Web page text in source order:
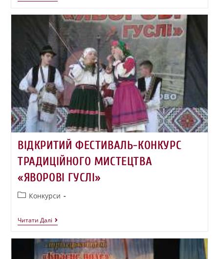
ВІДКРИТИЙ ФЕСТИВАЛЬ-КОНКУРС
ТРАДИЦІЙНОГО МИСТЕЦТВА
«ЯВОРОВІ ГУСЛІ»
Конкурси
Читати Далі